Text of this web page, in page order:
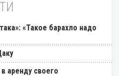
«Такое барахло надо
аренду своего